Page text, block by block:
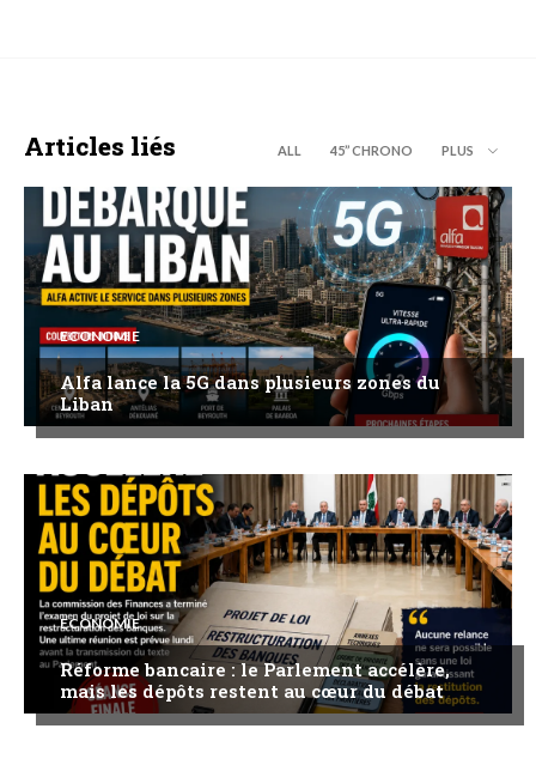
Articles liés ALL 45’’ CHRONO PLUS
ECONOMIE
Alfa lance la 5G dans plusieurs zones du
Liban
ECONOMIE
Réforme bancaire : le Parlement accélère,
mais les dépôts restent au cœur du débat